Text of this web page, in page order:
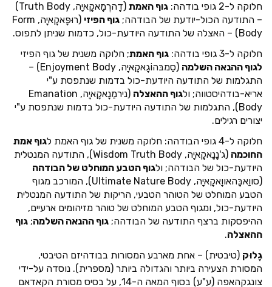
חלוקה ל-2 גופי בודהה:
גוף האמת
(דָהרְמָאקָאיָה, Truth Body)
– התודעה הכול-יודעת של הבודהה; גוף הפיזי
(רוּפָּאקָאיָה, Form
Body) – האצלה של התודעה היודעת-כול, כדמות שניתן לתפוס.
חלוקה ל-3 גופי בודהה:
גוף האמת; חלוקה משנית של גוף הפיזי
לגוף ההנאה השלמה
(סַמבּהוֹגָאקָאיָה, Enjoyment Body) –
התגלמות של התודעה היודעת-כול בדמות שנתפסת ע"י
אריא-בודהיסטווה; ולגוף ההאצלה
(נירמַנָאקָאיָה, Emanation
Body), התגלמות של התודעה היודעת-כול בדמות שנתפסת ע"י
יצורים רגילים.
חלוקה ל-4 גופי הבודהה: חלוקה משנית של גוף האמת ל
גוף אמת
החוכמה
(ג'נָנָאקָאיָה, Wisdom Truth Body), התודעה המנטלית
היודעת-כול של הבודהה; ולגוף הטבע המוחלט של הבודהה
(סווַאבָּהאווָאקָאיָה, Ultimate Nature Body), המורכב מגוף
הטבע המוחלט של הטוהר הטבעי, הריקות של התודעה המנטלית
היודעת-כול, ומגוף הטבע המוחלט של טוהר מזיהומים ארעיים,
ההיפסקות ברצף התודעה של הבודהה; גוף ההנאה השלמה; גוף
ההאצלה.
גֶלוּק (טיבטית) – אחת מארבע המסורות בבודהיזם הטיבטי,
המסורת הצעירה ביותר והגדולה ביותר (מספרית). נוסדה על-ידי
צונגקהאפה (ע"ע) בסוף המאה ה-14, על בסיס מסורת הקאדאם